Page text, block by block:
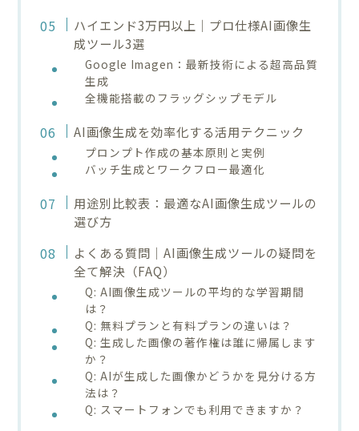
ハイエンド3万円以上｜プロ仕様AI画像生
成ツール3選
Google Imagen：最新技術による超高品質
生成
全機能搭載のフラッグシップモデル
AI画像生成を効率化する活用テクニック
プロンプト作成の基本原則と実例
バッチ生成とワークフロー最適化
用途別比較表：最適なAI画像生成ツールの
選び方
よくある質問｜AI画像生成ツールの疑問を
全て解決（FAQ）
Q: AI画像生成ツールの平均的な学習期間
は？
Q: 無料プランと有料プランの違いは？
Q: 生成した画像の著作権は誰に帰属します
か？
Q: AIが生成した画像かどうかを見分ける方
法は？
Q: スマートフォンでも利用できますか？